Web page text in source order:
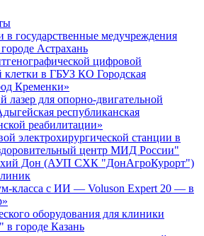
в государственные медучреждения
Астрахань
цифровой
клетки в ГБУЗ КО Городская
Кременки»
лазер для опорно-двигательной
республиканская
реабилитации»
электрохирургической станции в
центр МИД России"
Дон (АУП СХК "ДонАгроКурорт")
класса с ИИ — Voluson Expert 20 — в
оборудования для клиники
в городе Казань